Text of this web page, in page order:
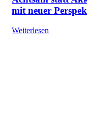
mit neuer
Weiterlesen